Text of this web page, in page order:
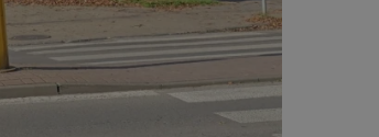
Funkcjonalność Niesklasyfikowane
funkcji strony internetowej, takich jak logowanie użytkownika i
prawidłowo korzystać ze strony internetowej.